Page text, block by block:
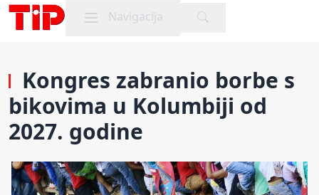
Mobile menu
Navigacija
Kongres zabranio borbe s
bikovima u Kolumbiji od
2027. godine